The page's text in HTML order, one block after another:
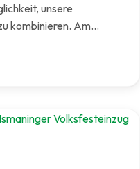
unsere
kombinieren. Am…
Start eines